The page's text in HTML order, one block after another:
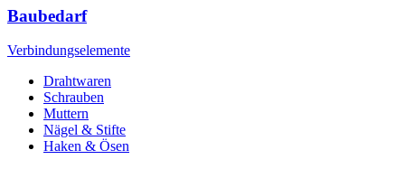
Baubedarf
Verbindungselemente
Drahtwaren
Schrauben
Muttern
Nägel & Stifte
Haken & Ösen